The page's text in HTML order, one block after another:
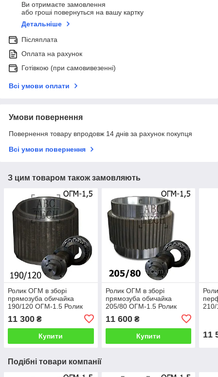
Ви отримаєте замовлення
або гроші повернуться на вашу картку
Детальніше
Післяплата
Оплата на рахунок
Готівкою (при самовивезенні)
Всі умови оплати
Умови повернення
Повернення товару впродовж 14 днів за рахунок покупця
Всі умови повернення
З цим товаром також замовляють
Ролик ОГМ в зборі
прямозуба обичайка
190/120 ОГМ-1.5 Ролик
1,5 Широкий ролик з
прямим зубом
11 300 ₴
Купити
Ролик ОГМ в зборі
прямозуба обичайка
205/80 ОГМ-1.5 Ролик
1,5 Вузький ролик з
прямим зубом
11 600₴
Купити 11
Подібні товари компанії